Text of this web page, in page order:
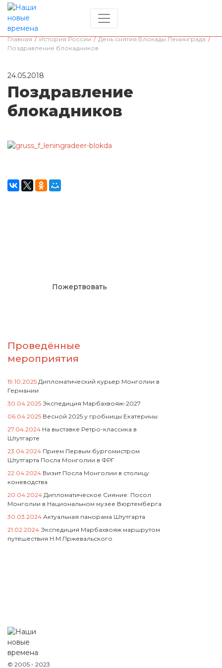
Главная / История России / День снятия Блокады Ленинграда /
Поздравление блокадников
24.05.2018
Поздравление
блокадников
Пожертвовать
Проведённые
мероприятия
19.10.2025 Дипломатический курьер Монголии в
Германии
30.04.2025 Экспедиция Марбахвояж-2027
06.04.2025 Весной 2025 у гробницы Екатерины
27.04.2024 На выставке Ретро-классика в
Штутгарте
23.04.2024 Прием Первым бургомистром
Штутгарта Посла Монголии в ФРГ
22.04.2024 Визит Посла Монголии в столицу
коневодства
20.04.2024 Дипломатическое Сияние: Посол
Монголии в Национальном музее Вюртемберга
30.03.2024 Актуальная панорама Штутгарта
21.02.2024 Экспедиция Марбахвояж маршрутом
путешествия Н.М.Пржевальского
© 2005 - 2023